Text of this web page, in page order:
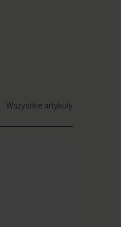
Wszystkie artykuły